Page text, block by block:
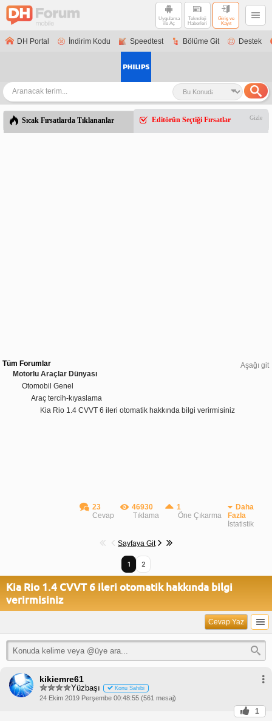
Uygulama
ile Aç
Teknoloji
Haberleri
Giriş ve
Kayıt
DH Portal İndirim Kodu Speedtest Bölüme Git Destek
Sıcak Fırsatlarda Tıklananlar Editörün Seçtiği Fırsatlar Gizle
Aşağı git
Tüm Forumlar
Motorlu Araçlar Dünyası
Otomobil Genel
Araç tercih-kıyaslama
Kia Rio 1.4 CVVT 6 ileri otomatik hakkında bilgi verirmisiniz
23
Cevap
46930
Tıklama
1
Öne Çıkarma
Daha
Fazla
İstatistik
Sayfaya Git
1 2
Kia Rio 1.4 CVVT 6 ileri otomatik hakkında bilgi
verirmisiniz
Cevap Yaz
kikiemre61
Yüzbaşı Konu Sahibi
24 Ekim 2019 Perşembe 00:48:55 (561 mesaj)
1